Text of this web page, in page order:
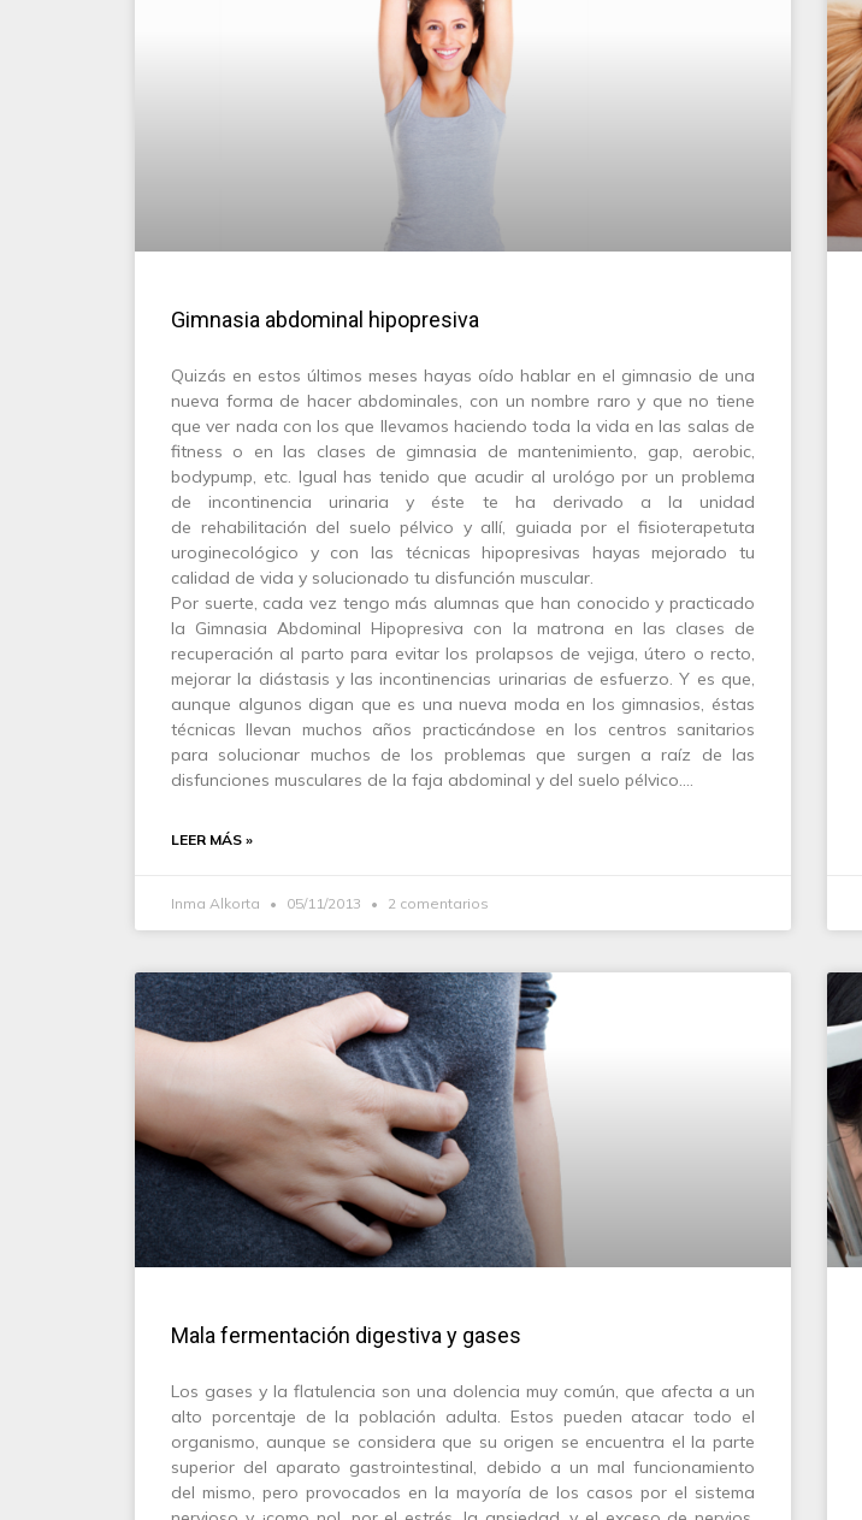
Gimnasia abdominal hipopresiva
Quizás en estos últimos meses hayas oído hablar en el gimnasio de una
nueva forma de hacer abdominales, con un nombre raro y que no tiene
que ver nada con los que llevamos haciendo toda la vida en las salas de
fitness o en las clases de gimnasia de mantenimiento, gap, aerobic,
bodypump, etc. Igual has tenido que acudir al urológo por un problema
de incontinencia urinaria y éste te ha derivado a la unidad
de rehabilitación del suelo pélvico y allí, guiada por el fisioterapetuta
uroginecológico y con las técnicas hipopresivas hayas mejorado tu
calidad de vida y solucionado tu disfunción muscular.
Por suerte, cada vez tengo más alumnas que han conocido y practicado
la Gimnasia Abdominal Hipopresiva con la matrona en las clases de
recuperación al parto para evitar los prolapsos de vejiga, útero o recto,
mejorar la diástasis y las incontinencias urinarias de esfuerzo. Y es que,
aunque algunos digan que es una nueva moda en los gimnasios, éstas
técnicas llevan muchos años practicándose en los centros sanitarios
para solucionar muchos de los problemas que surgen a raíz de las
disfunciones musculares de la faja abdominal y del suelo pélvico.…
LEER MÁS »
Inma Alkorta 05/11/2013 2 comentarios
Mala fermentación digestiva y gases
Los gases y la flatulencia son una dolencia muy común, que afecta a un
alto porcentaje de la población adulta. Estos pueden atacar todo el
organismo, aunque se considera que su origen se encuentra el la parte
superior del aparato gastrointestinal, debido a un mal funcionamiento
del mismo, pero provocados en la mayoría de los casos por el sistema